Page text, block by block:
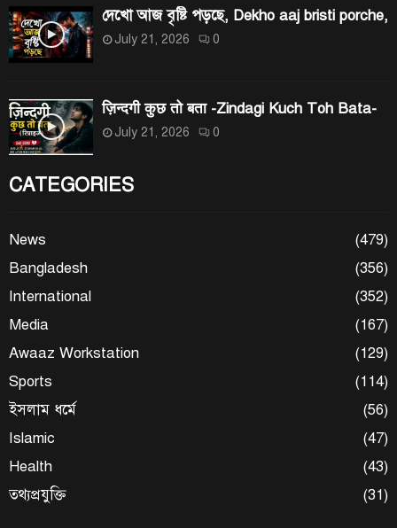
দেখো আজ বৃষ্টি পড়ছে, Dekho aaj bristi porche,
July 21, 2026 0
ज़िन्दगी कुछ तो बता -Zindagi Kuch Toh Bata-
July 21, 2026 0
CATEGORIES
News
(479)
Bangladesh
(356)
International
(352)
Media
(167)
Awaaz Workstation
(129)
Sports
(114)
ইসলাম ধর্মে
(56)
Islamic
(47)
Health
(43)
তথ্যপ্রযুক্তি
(31)